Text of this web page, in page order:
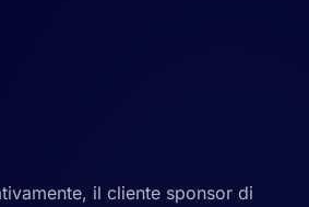
il cliente sponsor di